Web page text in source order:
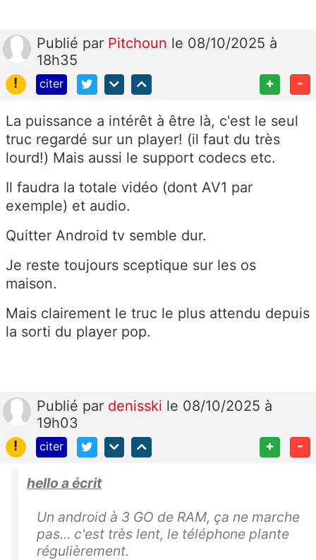
Publié par Pitchoun le 08/10/2025 à
18h35
!
citer + -
La puissance a intérêt à être là, c'est le seul
truc regardé sur un player! (il faut du très
lourd!) Mais aussi le support codecs etc.
Il faudra la totale vidéo (dont AV1 par
exemple) et audio.
Quitter Android tv semble dur.
Je reste toujours sceptique sur les os
maison.
Mais clairement le truc le plus attendu depuis
la sorti du player pop.
Publié par denisski le 08/10/2025 à
19h03
!
citer + -
hello a écrit
Un android à 3 GO de RAM, ça ne marche
pas... c'est très lent, le téléphone plante
régulièrement.